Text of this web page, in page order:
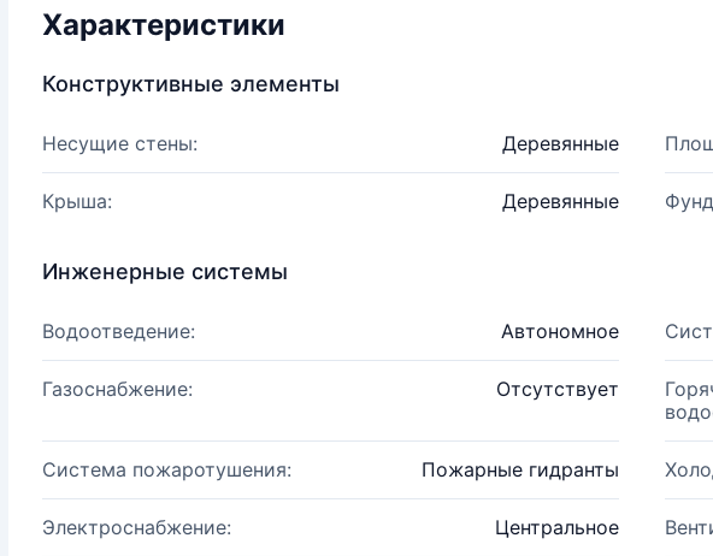
Характеристики
Конструктивные элементы
Несущие стены: Деревянные
Крыша: Деревянные
Инженерные системы
Водоотведение: Автономное
Газоснабжение: Отсутствует
Система пожаротушения: Пожарные гидранты
Электроснабжение: Центральное